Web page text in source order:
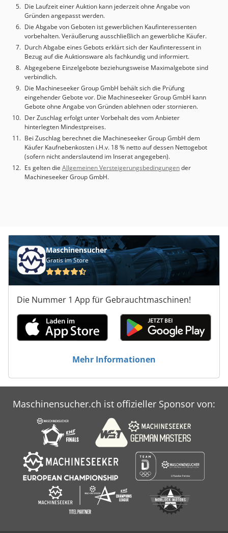
Die Laufzeit einer Auktion kann jederzeit ohne Angabe von
Gründen angepasst werden.
Die Abgabe von Geboten ist gewerblichen Kaufinteressenten
vorbehalten. Veräußerung ausschließlich an gewerbliche Käufer.
Durch Abgabe eines Gebots erklärt sich der Kaufinteressent in
Bezug auf die Auktionsware als fachkundig und informiert.
Abgegebene Einzelgebote beziehungsweise Maximalgebote sind
verbindlich.
Die Machineseeker Group GmbH behält sich die Prüfung
eingehender Gebote vor. Die Machineseeker Group GmbH kann
Gebote ohne Angabe von Gründen ablehnen oder stornieren.
Der Zuschlag erfolgt unter Vorbehalt des vom Anbieter
hinterlegten Mindestpreises.
Bei Zuschlag berechnet die Machineseeker Group GmbH dem
Käufer Kaufnebenkosten i.H.v. 18 % netto auf dessen Nettogebot
(sofern nicht anderslautend im Inserat angegeben).
Es gelten die Allgemeinen Versteigerungsbedingungender
Machineseeker Group GmbH.
Maschinensucher
Gratis im Store
Die Nummer 1 App für Gebrauchtmaschinen!
Mehr Informationen
Maschinensucher.ch ist offizieller Sponsor von: